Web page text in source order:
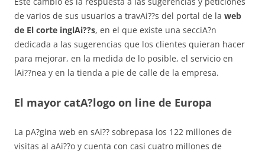
de varios de sus usuarios a travAi??s del portal de la web
de El corte inglAi??s, en el que existe una secciA?n
dedicada a las sugerencias que los clientes quieran hacer
para mejorar, en la medida de lo posible, el servicio en
lAi??nea y en la tienda a pie de calle de la empresa.
El mayor catA?logo on line de Europa
La pA?gina web en sAi?? sobrepasa los 122 millones de
visitas al aAi??o y cuenta con casi cuatro millones de